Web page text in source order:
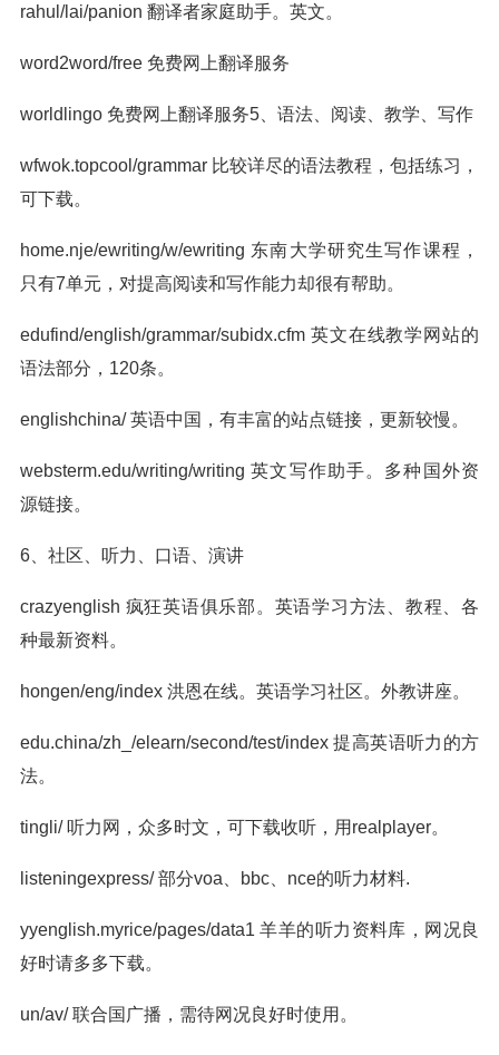
rahul/lai/panion 翻译者家庭助手。英文。
word2word/free 免费网上翻译服务
worldlingo 免费网上翻译服务5、语法、阅读、教学、写作
wfwok.topcool/grammar 比较详尽的语法教程，包括练习，
可下载。
home.nje/ewriting/w/ewriting 东南大学研究生写作课程，
只有7单元，对提高阅读和写作能力却很有帮助。
edufind/english/grammar/subidx.cfm 英文在线教学网站的
语法部分，120条。
englishchina/ 英语中国，有丰富的站点链接，更新较慢。
websterm.edu/writing/writing 英文写作助手。多种国外资
源链接。
6、社区、听力、口语、演讲
crazyenglish 疯狂英语俱乐部。英语学习方法、教程、各
种最新资料。
hongen/eng/index 洪恩在线。英语学习社区。外教讲座。
edu.china/zh_/elearn/second/test/index 提高英语听力的方
法。
tingli/ 听力网，众多时文，可下载收听，用realplayer。
listeningexpress/ 部分voa、bbc、nce的听力材料.
yyenglish.myrice/pages/data1 羊羊的听力资料库，网况良
好时请多多下载。
un/av/ 联合国广播，需待网况良好时使用。